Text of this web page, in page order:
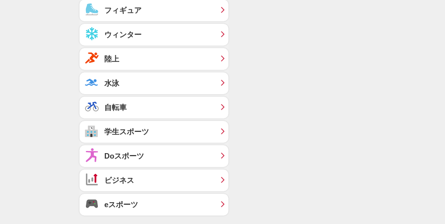
フィギュア
ウィンター
陸上
水泳
自転車
学生スポーツ
Doスポーツ
ビジネス
eスポーツ